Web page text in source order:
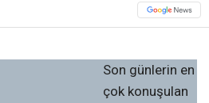
Son günlerin en
çok konuşulan